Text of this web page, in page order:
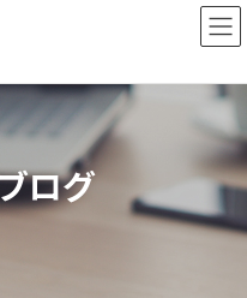
ログ